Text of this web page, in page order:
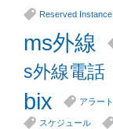
Reserved Instance
ms外線
s外線電話
bix
アラート
スケジュール